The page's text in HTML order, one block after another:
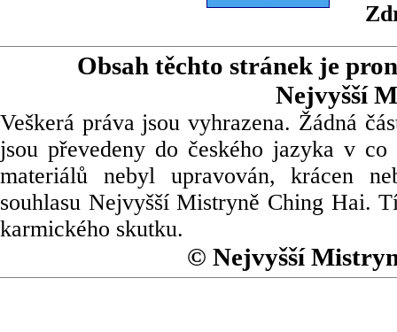
Obsah těchto stránek je
Nejvyšší
Veškerá práva jsou vyhrazena. Žádná
jsou převedeny do českého jazyka v
materiálů nebyl upravován, krácen
souhlasu Nejvyšší Mistryně Ching Hai.
karmického skutku.
© Nejvyšší